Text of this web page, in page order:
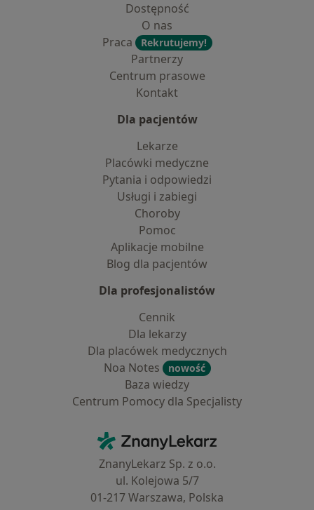
Dostępność
O nas
Praca
Rekrutujemy!
Partnerzy
Centrum prasowe
Kontakt
Dla pacjentów
Lekarze
Placówki medyczne
Pytania i odpowiedzi
Usługi i zabiegi
Choroby
Pomoc
Aplikacje mobilne
Blog dla pacjentów
Dla profesjonalistów
Cennik
Dla lekarzy
Dla placówek medycznych
Noa Notes
nowość
Baza wiedzy
Centrum Pomocy dla Specjalisty
ZnanyLekarz - Strona główna
ZnanyLekarz Sp. z o.o.
ul. Kolejowa 5/7
01-217 Warszawa, Polska